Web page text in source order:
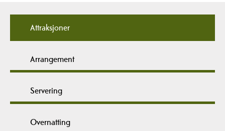
Attraksjoner
Arrangement
Servering
Overnatting